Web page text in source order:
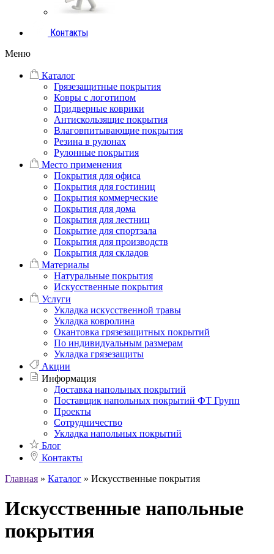
Контакты
Меню
Каталог
Грязезащитные покрытия
Ковры с логотипом
Придверные коврики
Антискользящие покрытия
Влаговпитывающие покрытия
Резина в рулонах
Рулонные покрытия
Место применения
Покрытия для офиса
Покрытия для гостиниц
Покрытия коммерческие
Покрытия для дома
Покрытия для лестниц
Покрытие для спортзала
Покрытия для производств
Покрытия для складов
Материалы
Натуральные покрытия
Искусственные покрытия
Услуги
Укладка искусственной травы
Укладка ковролина
Окантовка грязезащитных покрытий
По индивидуальным размерам
Укладка грязезащиты
Акции
Информация
Доставка напольных покрытий
Поставщик напольных покрытий ФТ Групп
Проекты
Сотрудничество
Укладка напольных покрытий
Блог
Контакты
Главная » Каталог » Искусственные покрытия
Искусственные напольные
покрытия